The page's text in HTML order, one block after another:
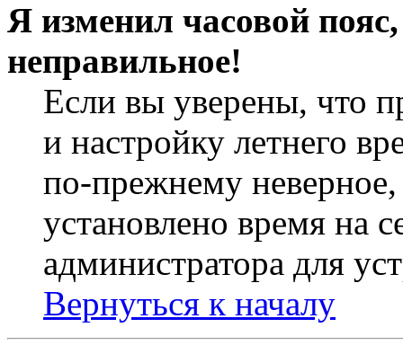
Я изменил часовой
неправильное!
Если вы уверены, что
и настройку летнего
по-прежнему неверное,
установлено время на
администратора для
Вернуться к началу